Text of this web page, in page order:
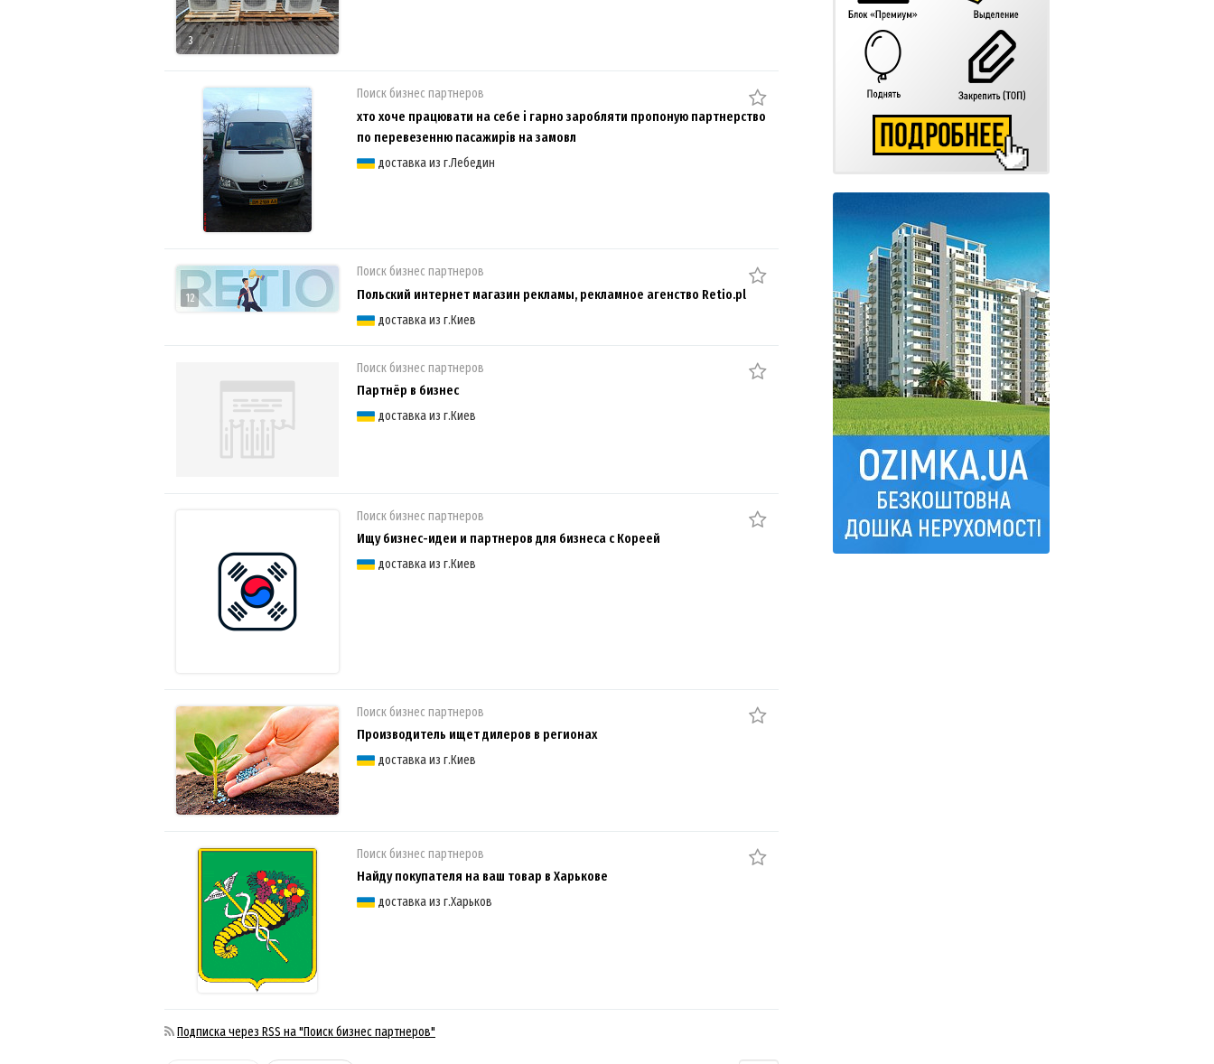
3
Поиск бизнес партнеров
хто хоче працювати на себе і гарно заробляти пропоную партнерство
по перевезенню пасажирів на замовл
доставка из г.Лебедин
12
Поиск бизнес партнеров
Польский интернет магазин рекламы, рекламное агенство Retio.pl
доставка из г.Киев
Поиск бизнес партнеров
Партнёр в бизнес
доставка из г.Киев
Поиск бизнес партнеров
Ищу бизнес-идеи и партнеров для бизнеса с Кореей
доставка из г.Киев
Поиск бизнес партнеров
Производитель ищет дилеров в регионах
доставка из г.Киев
Поиск бизнес партнеров
Найду покупателя на ваш товар в Харькове
доставка из г.Харьков
Подписка через RSS на "Поиск бизнес партнеров"